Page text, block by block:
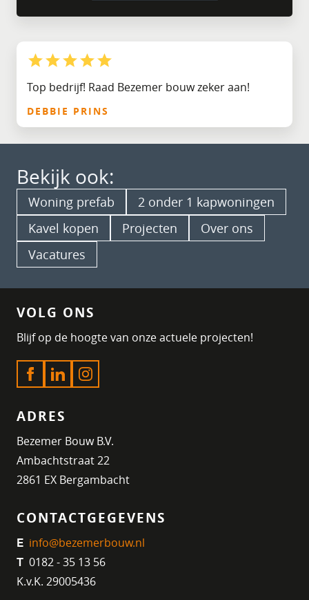
Top bedrijf! Raad Bezemer bouw zeker aan!
DEBBIE PRINS
Bekijk ook:
Woning prefab
2 onder 1 kapwoningen
Kavel kopen
Projecten
Over ons
Vacatures
VOLG ONS
Blijf op de hoogte van onze actuele projecten!
ADRES
Bezemer Bouw B.V.
Ambachtstraat 22
2861 EX Bergambacht
CONTACTGEGEVENS
E info@bezemerbouw.nl
T 0182 - 35 13 56
K.v.K. 29005436